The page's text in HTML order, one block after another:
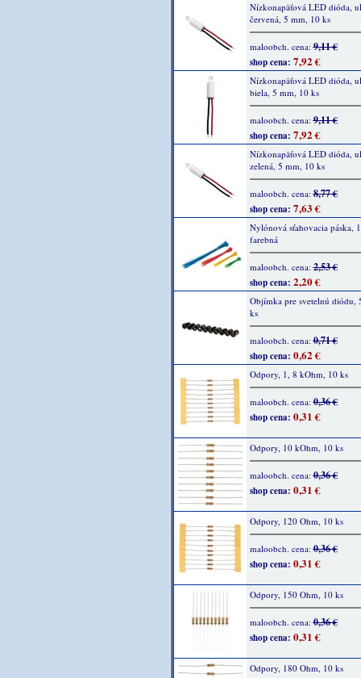
Nízkonapäťová LED dióda,
červená, 5 mm, 10 ks
maloobch. cena:9,11 €
shop cena: 7,92 €
Nízkonapäťová LED dióda,
biela, 5 mm, 10 ks
maloobch. cena:9,11 €
shop cena: 7,92 €
Nízkonapäťová LED dióda,
zelená, 5 mm, 10 ks
maloobch. cena:8,77 €
shop cena: 7,63 €
Nylónová sťahovacia páska,
farebná
maloobch. cena:2,53 €
shop cena: 2,20 €
Objímka pre svetelnú diódu,
ks
maloobch. cena:0,71 €
shop cena: 0,62 €
Odpory, 1, 8 kOhm, 10 ks
maloobch. cena:0,36 €
shop cena: 0,31 €
Odpory, 10 kOhm, 10 ks
maloobch. cena:0,36 €
shop cena: 0,31 €
Odpory, 120 Ohm, 10 ks
maloobch. cena:0,36 €
shop cena: 0,31 €
Odpory, 150 Ohm, 10 ks
maloobch. cena:0,36 €
shop cena: 0,31 €
Odpory, 180 Ohm, 10 ks